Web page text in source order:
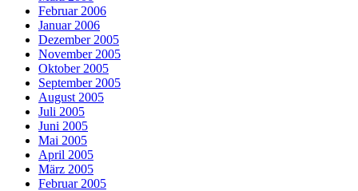
Februar 2006
Januar 2006
Dezember 2005
November 2005
Oktober 2005
September 2005
August 2005
Juli 2005
Juni 2005
Mai 2005
April 2005
März 2005
Februar 2005